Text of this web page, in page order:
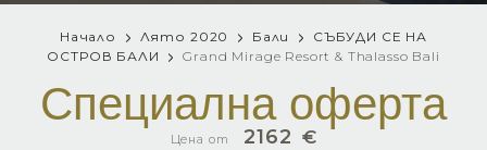
Начало Лято 2020 Бали
СЪБУДИ СЕ НА
ОСТРОВ БАЛИ
Grand Mirage Resort & Thalasso Bali
Специална оферта
Цена от 2162 €